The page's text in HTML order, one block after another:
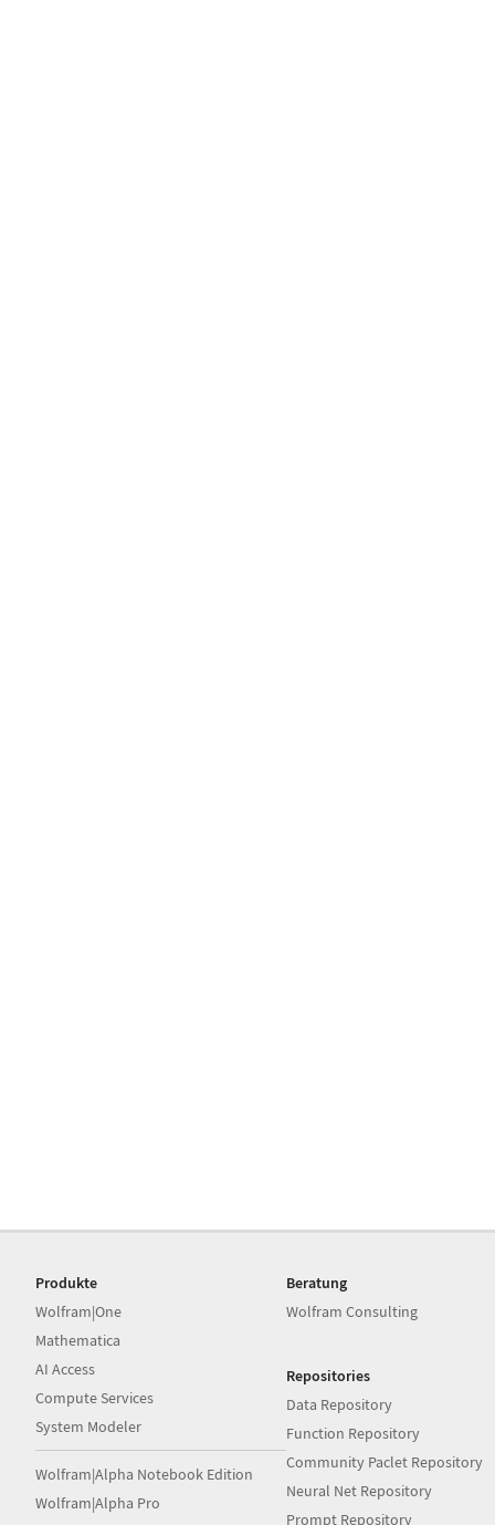
Produkte
Wolfram|One
Mathematica
AI Access
Compute Services
System Modeler
Wolfram|Alpha Notebook Edition
Wolfram|Alpha Pro
Beratung
Wolfram Consulting
Repositories
Data Repository
Function Repository
Community Paclet Repository
Neural Net Repository
Prompt Repository